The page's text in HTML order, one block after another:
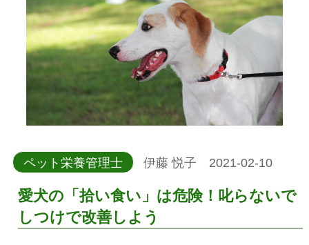
ペット栄養管理士 伊藤 悦子 2021-02-10
愛犬の「拾い食い」は危険！叱らないで
しつけで改善しよう